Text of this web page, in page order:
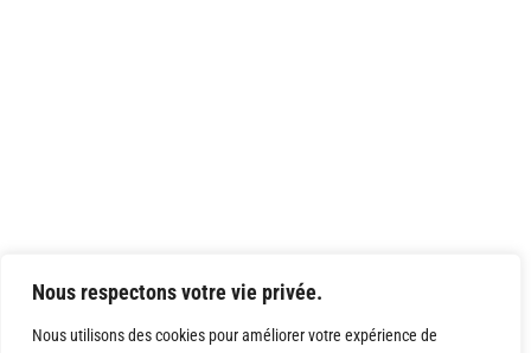
Nous respectons votre vie privée.
Nous utilisons des cookies pour améliorer votre expérience de